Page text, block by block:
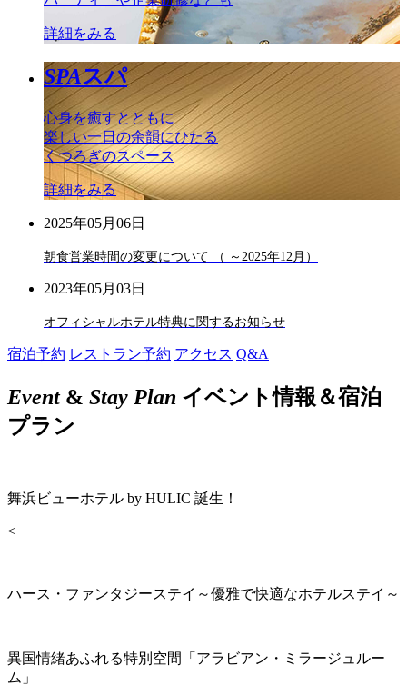
詳細をみる
SPAスパ
心身を癒すとともに
楽しい一日の余韻にひたる
くつろぎのスペース
詳細をみる
2025年05月06日
朝食営業時間の変更について （ ～2025年12月）
2023年05月03日
オフィシャルホテル特典に関するお知らせ
宿泊予約 レストラン予約 アクセス Q&A
Event& Stay Plan イベント情報＆宿泊
プラン
舞浜ビューホテル by HULIC 誕生！
<
ハース・ファンタジーステイ～優雅で快適なホテルステイ～
異国情緒あふれる特別空間「アラビアン・ミラージュルー
ム」